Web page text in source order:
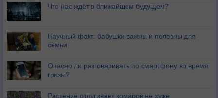
Что нас ждёт в ближайшем будущем?
Научный факт: бабушки важны и полезны для
семьи
Опасно ли разговаривать по смартфону во время
грозы?
Растение отпугивает комаров не хуже